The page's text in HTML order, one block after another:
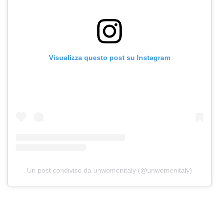
Visualizza questo post su Instagram
Un post condiviso da unwomenitaly (@unwomenitaly)